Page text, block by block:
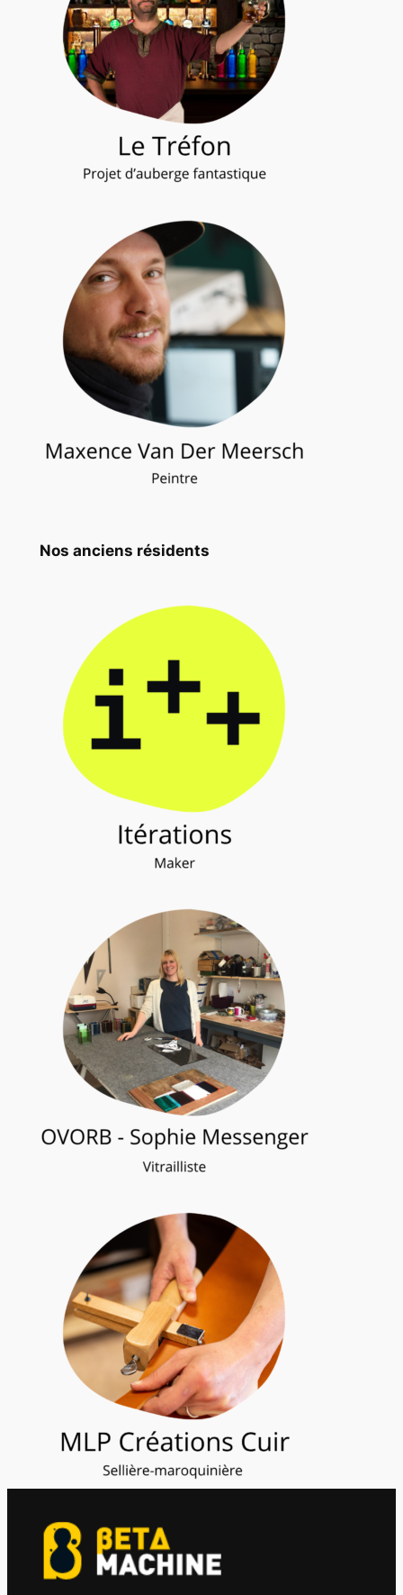
Nos anciens résidents